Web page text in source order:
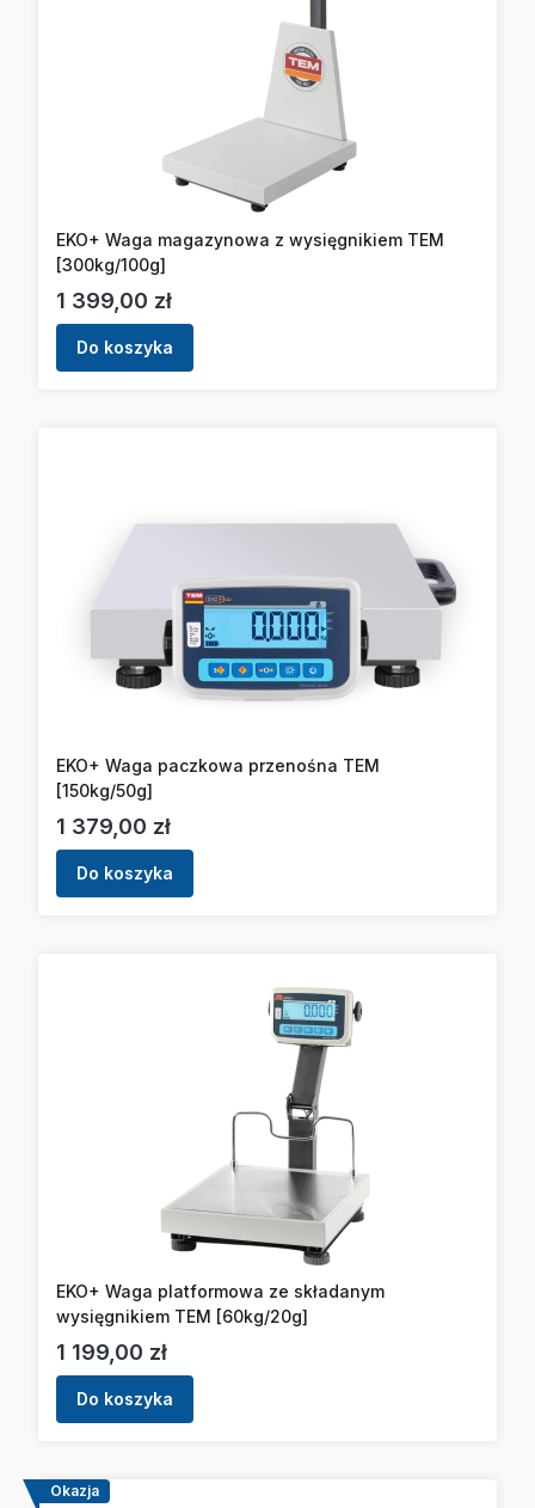
EKO+ Waga magazynowa z wysięgnikiem TEM
[300kg/100g]
Cena
1 399,00 zł
Do koszyka
EKO+ Waga paczkowa przenośna TEM
[150kg/50g]
Cena
1 379,00 zł
Do koszyka
EKO+ Waga platformowa ze składanym
wysięgnikiem TEM [60kg/20g]
Cena
1 199,00 zł
Do koszyka
Okazja